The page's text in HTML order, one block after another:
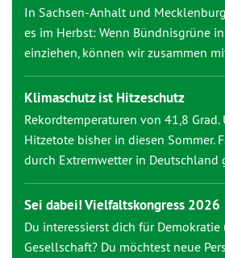
In Sachsen-Anhalt und
es im Herbst: Wenn Bündnisgrüne
einziehen, können wir zusammen
Klimaschutz ist Hitzeschutz
Rekordtemperaturen von 41,8 Grad.
Hitzetote bisher in diesen Sommer.
durch Extremwetter in Deutschland
Sei dabei! Vielfaltskongress 2026
Du interessierst dich für
Gesellschaft? Du möchtest neue